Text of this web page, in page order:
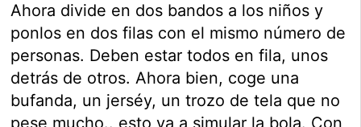
Ahora divide en dos bandos a los niños y
ponlos en dos filas con el mismo número de
personas. Deben estar todos en fila, unos
detrás de otros. Ahora bien, coge una
bufanda, un jerséy, un trozo de tela que no
pese mucho.. esto va a simular la bola. Con